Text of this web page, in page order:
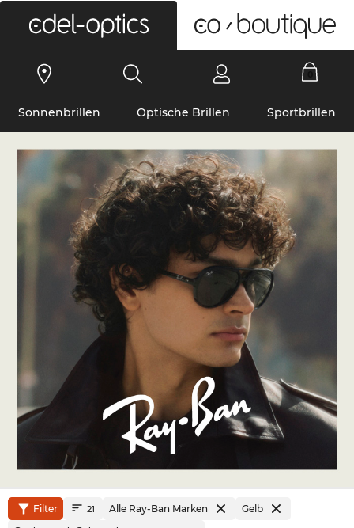
Sonnenbrillen Optische Brillen Sportbrillen
Filter 21 Alle Ray-Ban Marken Gelb